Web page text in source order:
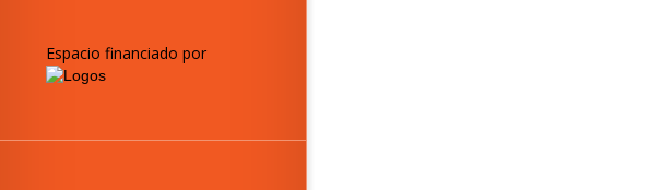
Espacio financiado por